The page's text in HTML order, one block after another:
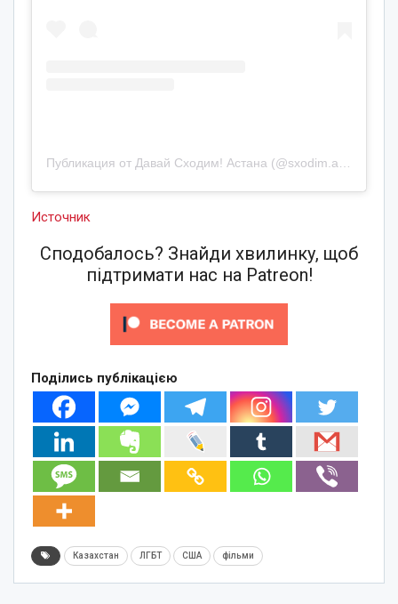
Источник
Сподобалось? Знайди хвилинку, щоб
підтримати нас на Patreon!
Поділись публікацією
Казахстан ЛГБТ США фільми